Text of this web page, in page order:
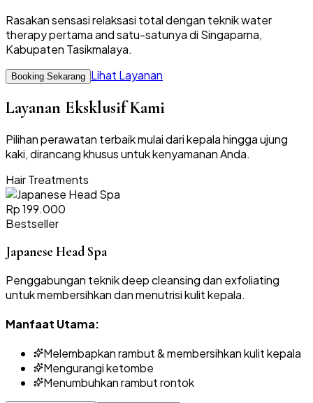
Rasakan sensasi relaksasi total dengan teknik water
therapy pertama and satu-satunya di Singaparna,
Kabupaten Tasikmalaya.
Booking Sekarang Lihat Layanan
Layanan Eksklusif Kami
Pilihan perawatan terbaik mulai dari kepala hingga ujung
kaki, dirancang khusus untuk kenyamanan Anda.
Hair Treatments
Rp 199.000
Bestseller
Japanese Head Spa
Penggabungan teknik deep cleansing dan exfoliating
untuk membersihkan dan menutrisi kulit kepala.
Manfaat Utama:
Melembapkan rambut & membersihkan kulit kepala
Mengurangi ketombe
Menumbuhkan rambut rontok